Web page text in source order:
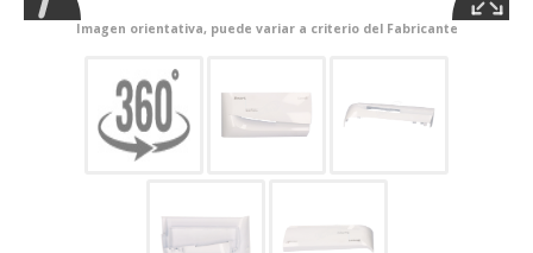
Imagen orientativa, puede variar a criterio del Fabricante